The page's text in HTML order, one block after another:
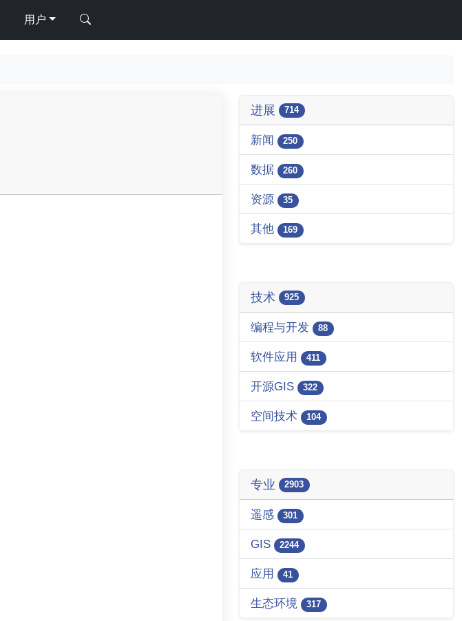
用户
进展 714
新闻 250
数据 260
资源 35
其他 169
技术 925
编程与开发 88
软件应用 411
开源GIS 322
空间技术 104
专业 2903
遥感 301
GIS 2244
应用 41
生态环境 317